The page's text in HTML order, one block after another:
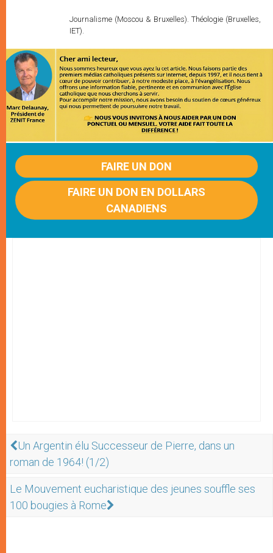
Journalisme (Moscou & Bruxelles). Théologie (Bruxelles,
IET).
FAIRE UN DON
FAIRE UN DON EN DOLLARS
CANADIENS
Un Argentin élu Successeur de Pierre, dans un
roman de 1964! (1/2)
Le Mouvement eucharistique des jeunes souffle ses
100 bougies à Rome